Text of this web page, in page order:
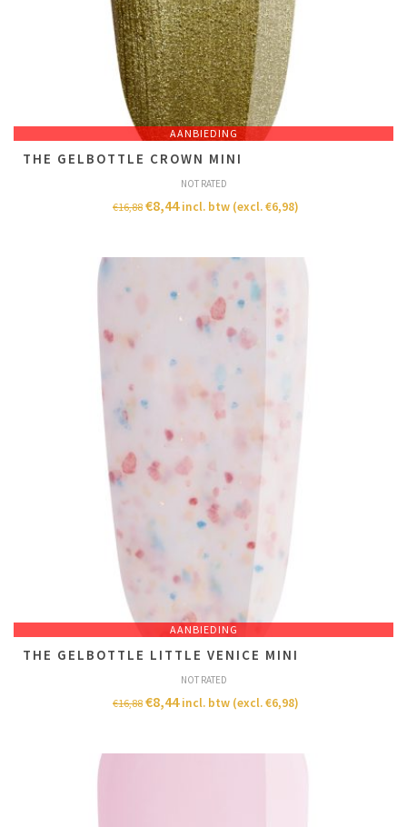
AANBIEDING
THE GELBOTTLE CROWN MINI
NOT RATED
€16,88 €8,44 incl. btw (excl.€6,98)
AANBIEDING
THE GELBOTTLE LITTLE VENICE MINI
NOT RATED
€16,88 €8,44 incl. btw (excl.€6,98)